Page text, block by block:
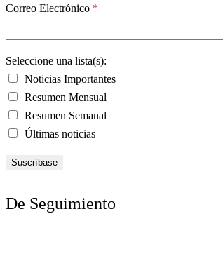
Correo Electrónico *
Seleccione una lista(s):
Noticias Importantes
Resumen Mensual
Resumen Semanal
Últimas noticias
De Seguimiento